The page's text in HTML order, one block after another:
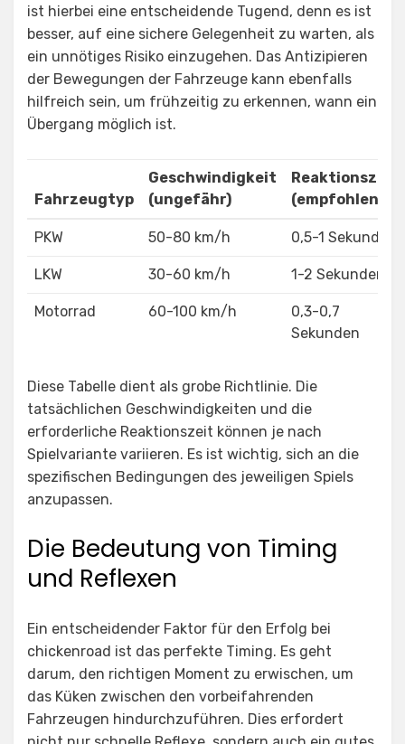
ist hierbei eine entscheidende Tugend, denn es ist
besser, auf eine sichere Gelegenheit zu warten, als
ein unnötiges Risiko einzugehen. Das Antizipieren
der Bewegungen der Fahrzeuge kann ebenfalls
hilfreich sein, um frühzeitig zu erkennen, wann ein
Übergang möglich ist.
Fahrzeugtyp
Geschwindigkeit
(ungefähr)
Reaktionszeit
(empfohlen)
PKW 50-80 km/h 0,5-1 Sekunde
LKW 30-60 km/h 1-2 Sekunden
Motorrad 60-100 km/h
0,3-0,7
Sekunden
Diese Tabelle dient als grobe Richtlinie. Die
tatsächlichen Geschwindigkeiten und die
erforderliche Reaktionszeit können je nach
Spielvariante variieren. Es ist wichtig, sich an die
spezifischen Bedingungen des jeweiligen Spiels
anzupassen.
Die Bedeutung von Timing
und Reflexen
Ein entscheidender Faktor für den Erfolg bei
chickenroad ist das perfekte Timing. Es geht
darum, den richtigen Moment zu erwischen, um
das Küken zwischen den vorbeifahrenden
Fahrzeugen hindurchzuführen. Dies erfordert